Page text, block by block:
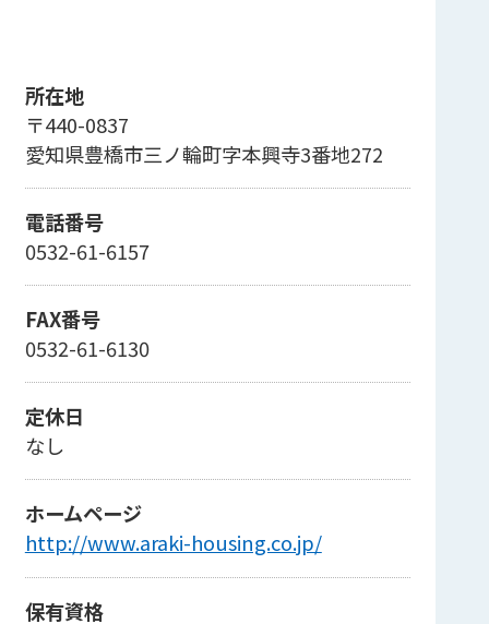
所在地
〒440-0837
愛知県豊橋市三ノ輪町字本興寺3番地272
電話番号
0532-61-6157
FAX番号
0532-61-6130
定休日
なし
ホームページ
http://www.araki-housing.co.jp/
保有資格